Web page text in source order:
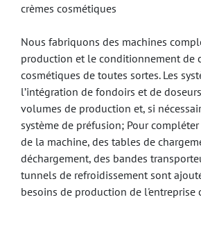
crèmes cosmétiques
Nous fabriquons des machines
production et le conditionnement de
cosmétiques de toutes sortes. Les
l’intégration de fondoirs et de
volumes de production et, si
système de préfusion; Pour
de la machine, des tables de
déchargement, des bandes
tunnels de refroidissement sont
besoins de production de l'entreprise